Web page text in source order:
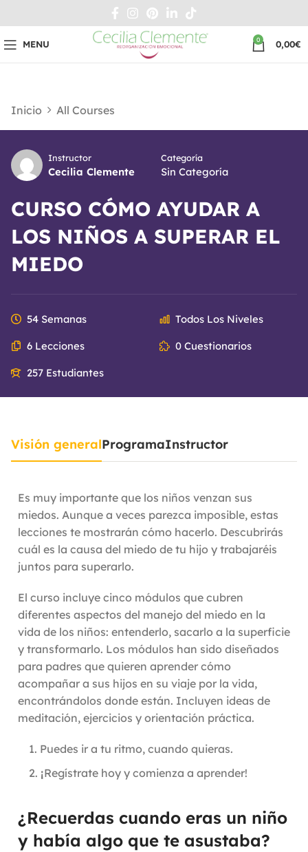
MENU 0 0,00€
Inicio All Courses
Instructor
Cecilia Clemente
Categoría
Sin Categoría
CURSO CÓMO AYUDAR A
LOS NIÑOS A SUPERAR EL
MIEDO
54 Semanas Todos Los Niveles
6 Lecciones 0 Cuestionarios
257 Estudiantes
Visión generalProgramaInstructor
Es muy importante que los niños venzan sus
miedos. Aunque a veces parezca imposible, estas
lecciones te mostrarán cómo hacerlo. Descubrirás
cuál es la causa del miedo de tu hijo y trabajaréis
juntos para superarlo.
El curso incluye cinco módulos que cubren
diferentes aspectos del manejo del miedo en la
vida de los niños: entenderlo, sacarlo a la superficie
y transformarlo. Los módulos han sido diseñados
para padres que quieren aprender cómo
acompañar a sus hijos en su viaje por la vida,
encontrándolos donde están. Incluyen ideas de
meditación, ejercicios y orientación práctica.
Puedes ir a tu ritmo, cuando quieras.
¡Regístrate hoy y comienza a aprender!
¿Recuerdas cuando eras un niño
y había algo que te asustaba?